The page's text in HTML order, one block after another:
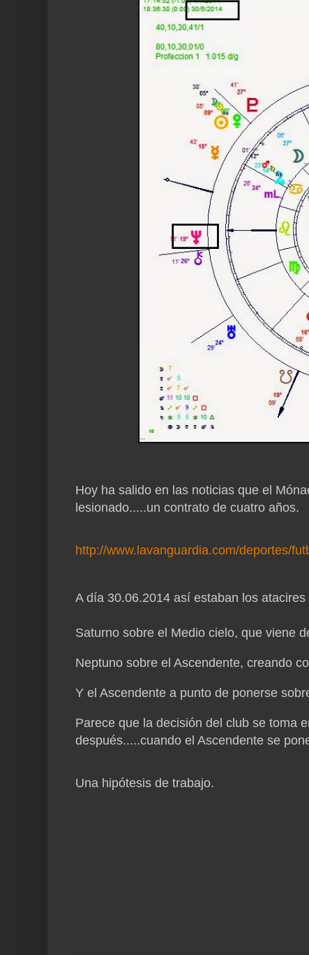
Hoy ha salido en las noticias que el
lesionado.....un contrato de cuatro años.
http://www.lavanguardia.com/deportes/
A día 30.06.2014 así estaban los atacires
Saturno sobre el Medio cielo, que viene
Neptuno sobre el Ascendente, creando
Y el Ascendente a punto de ponerse
Parece que la decisión del club se toma
después.....cuando el Ascendente se
Una hipótesis de trabajo.